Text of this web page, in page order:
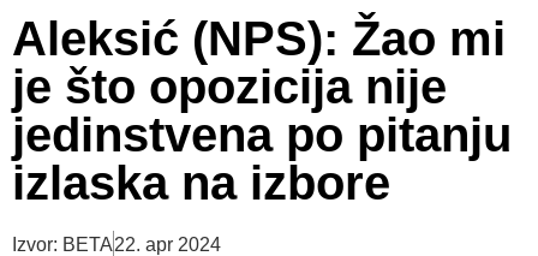
Aleksić (NPS): Žao mi
je što opozicija nije
jedinstvena po pitanju
izlaska na izbore
Izvor: BETA22. apr 2024